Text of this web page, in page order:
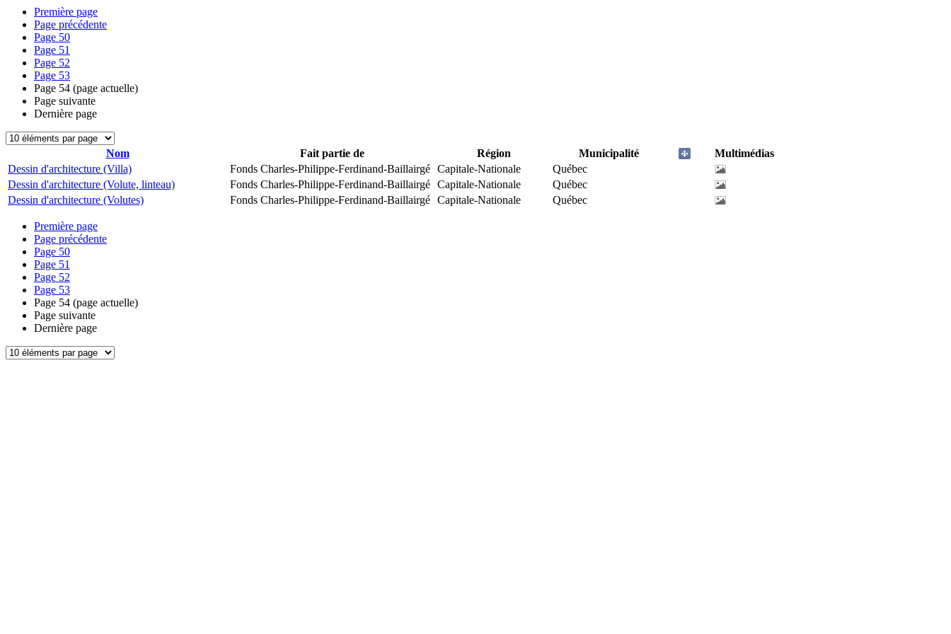
Première page
Page précédente
Page 50
Page 51
Page 52
Page 53
Page 54 (page actuelle)
Page suivante
Dernière page
Nom Fait partie de Région Municipalité
Multimédias
Dessin d'architecture (Villa)
Fonds Charles-Philippe-Ferdinand-Baillairgé Capitale-Nationale
Québec
Dessin d'architecture (Volute, linteau)
Fonds Charles-Philippe-Ferdinand-Baillairgé Capitale-Nationale
Québec
Dessin d'architecture (Volutes)
Fonds Charles-Philippe-Ferdinand-Baillairgé Capitale-Nationale Québec
Première page
Page précédente
Page 50
Page 51
Page 52
Page 53
Page 54 (page actuelle)
Page suivante
Dernière page